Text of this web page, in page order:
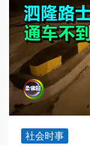
社会时事